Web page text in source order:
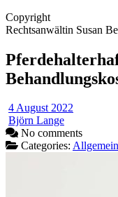
Copyright
Rechtsanwältin Susan
4 August 2022
Björn Lange
No comments
Categories: Allgemein